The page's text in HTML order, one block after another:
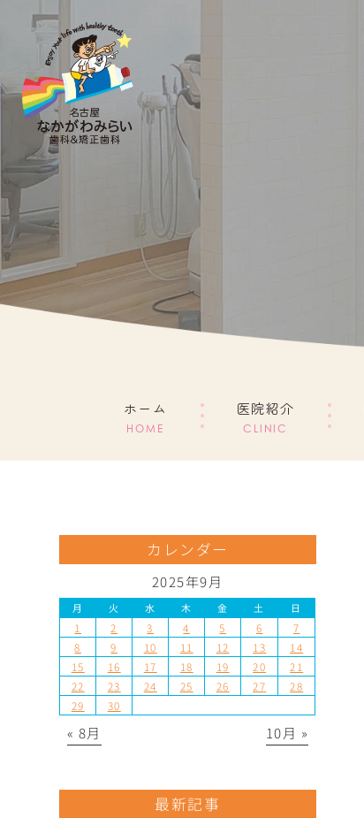
ホーム
HOME
医院紹介
CLINIC
カレンダー
2025年9月
月 火 水 木 金 土 日
1 2 3 4 5 6
7
8
9 10 11 12 13
14
15
16 17 18 19 20
21
22
23 24 25 26 27
28
29
30
« 8月 10月 »
最新記事